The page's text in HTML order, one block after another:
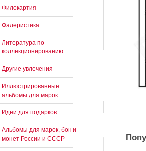
Филокартия
Фалеристика
Литература по
коллекционированию
Другие увлечения
Иллюстрированные
альбомы для марок
Идеи для подарков
Альбомы для марок, бон и
монет России и СССР